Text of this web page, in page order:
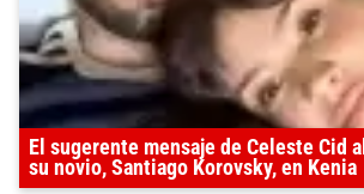
El sugerente mensaje de Celeste Cid
su novio, Santiago Korovsky, en Kenia